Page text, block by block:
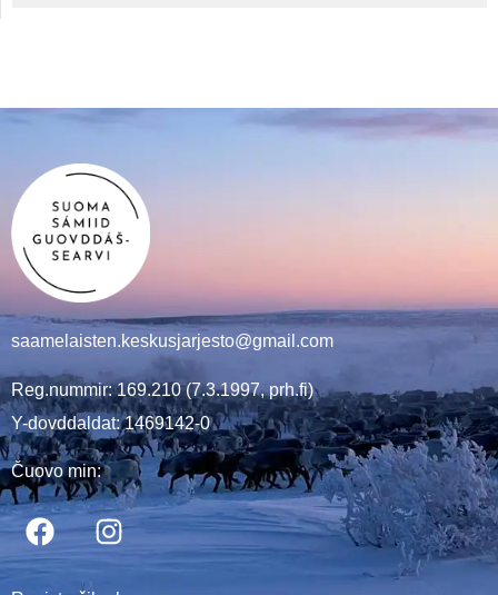
saamelaisten.keskusjarjesto@gmail.com
Reg.nummir: 169.210 (7.3.1997, prh.fi)
Y-dovddaldat: 1469142-0
Čuovo min: